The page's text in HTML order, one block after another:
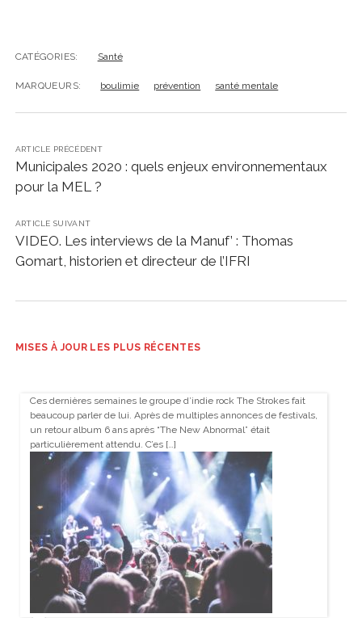
CATÉGORIES: Santé
MARQUEURS: boulimie prévention santé mentale
ARTICLE PRÉCÉDENT
Municipales 2020 : quels enjeux environnementaux
pour la MEL ?
ARTICLE SUIVANT
VIDEO. Les interviews de la Manuf’ : Thomas
Gomart, historien et directeur de l’IFRI
MISES À JOUR LES PLUS RÉCENTES
Ces dernières semaines le groupe d’indie rock The Strokes fait
beaucoup parler de lui. Après de multiples annonces de festivals,
un retour album 6 ans après “The New Abnormal” était
particulièrement attendu. C’es […]